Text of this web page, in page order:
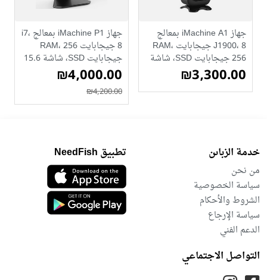
جهاز iMachine A1 بمعالج
J1900، 8 جيجابايت RAM،
256 جيجابايت SSD، شاشة
مزدوجة 14.1 بوصة، طابعة
80 مم، بلوتوث، واي فاي
₪3,300.00
جهاز iMachine P1 بمعالج i7،
8 جيجابايت RAM، 256
جيجابايت SSD، شاشة 15.6
بوصة
₪4,000.00
₪4,200.00
خدمة الزباىن
من نحن
سياسة الخصوصية
الشروط والأحكام
سياسة الإرجاع
الدعم الفني
تطبيق NeedFish
التواصل الاجتماعي